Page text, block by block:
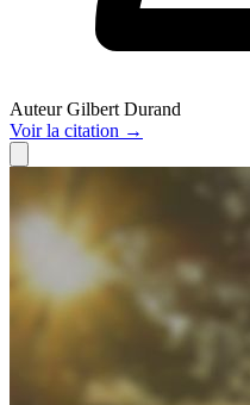
Auteur Gilbert Durand
Voirla citation →